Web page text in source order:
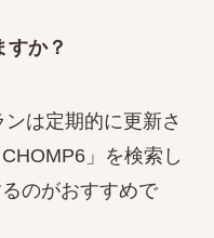
すか？
は定期的に更新さ
」を検索し
のがおすすめで